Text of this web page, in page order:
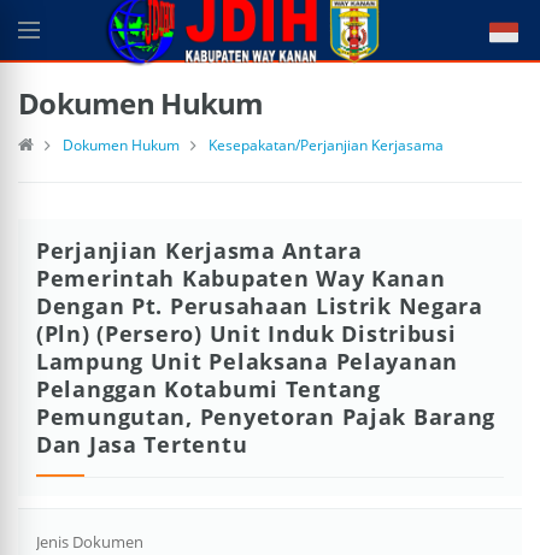
Dokumen Hukum
Dokumen Hukum Kesepakatan/Perjanjian Kerjasama
Perjanjian Kerjasma Antara
Pemerintah Kabupaten Way Kanan
Dengan Pt. Perusahaan Listrik Negara
(Pln) (Persero) Unit Induk Distribusi
Lampung Unit Pelaksana Pelayanan
Pelanggan Kotabumi Tentang
Pemungutan, Penyetoran Pajak Barang
Dan Jasa Tertentu
Jenis Dokumen